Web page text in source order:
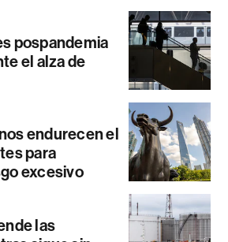
pospandemia
el alza de
endurecen el
para
excesivo
las